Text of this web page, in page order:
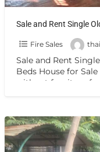
Fire Sales
Sale and Rent
Beds House for
without furniture